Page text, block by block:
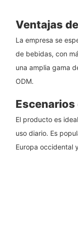
Ventajas
La empresa se
de bebidas, con
una amplia gama
ODM.
El producto es
uso diario. Es
Europa occidental